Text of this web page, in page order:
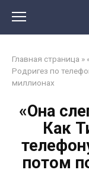
контенту
Главная страница »
Родригез по
миллионах
«Она
Как
потом